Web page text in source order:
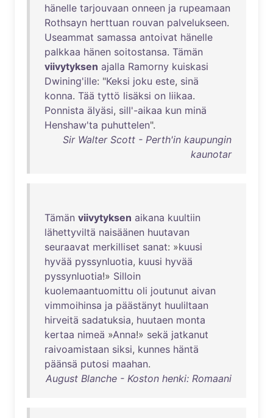
hänelle tarjouvaan onneen ja rupeamaan
Rothsayn herttuan rouvan palvelukseen.
Useammat samassa antoivat hänelle
palkkaa hänen soitostansa. Tämän
viivytyksen ajalla Ramorny kuiskasi
Dwining'ille: "Keksi joku este, sinä
konna. Tää tyttö lisäksi on liikaa.
Ponnista älyäsi, sill'-aikaa kun minä
Henshaw'ta puhuttelen".
Sir Walter Scott - Perth'in kaupungin
kaunotar
Tämän viivytyksen aikana kuultiin
lähettyviltä naisäänen huutavan
seuraavat merkilliset sanat: »kuusi
hyvää pyssynluotia, kuusi hyvää
pyssynluotia!» Silloin
kuolemaantuomittu oli joutunut aivan
vimmoihinsa ja päästänyt huuliltaan
hirveitä sadatuksia, huutaen monta
kertaa nimeä »Anna!» sekä jatkanut
raivoamistaan siksi, kunnes häntä
päänsä putosi maahan.
August Blanche - Koston henki: Romaani